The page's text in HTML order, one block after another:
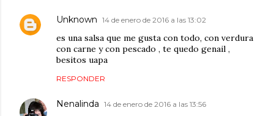
Unknown 14 de enero de 2016 a las 13:02
es una salsa que me gusta con todo, con verdura
con carne y con pescado , te quedo genail ,
besitos uapa
RESPONDER
Nenalinda 14 de enero de 2016 a las 13:56